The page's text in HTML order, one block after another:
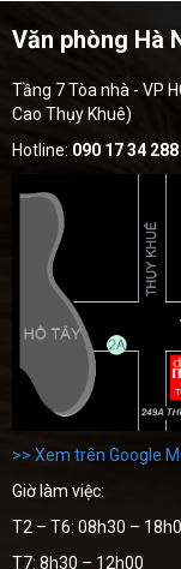
Văn phòng Hà
Tầng 7 Tòa nhà - VP
Cao Thụy Khuê)
Hotline: 090 17 34 288
>> Xem trên Google
Giờ làm việc:
T2 – T6: 08h30 –
T7: 8h30 – 12h00